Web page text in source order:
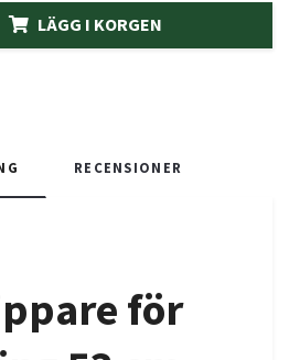
LÄGG I KORGEN
RECENSIONER
för